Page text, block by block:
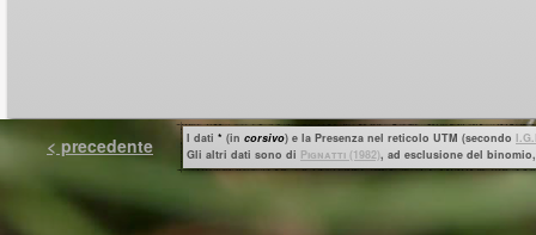
< precedente I dati * (in corsivo) e la Presenza nel reticolo UTM (secondo
Gli altri dati sono di Pignatti (1982), ad esclusione del